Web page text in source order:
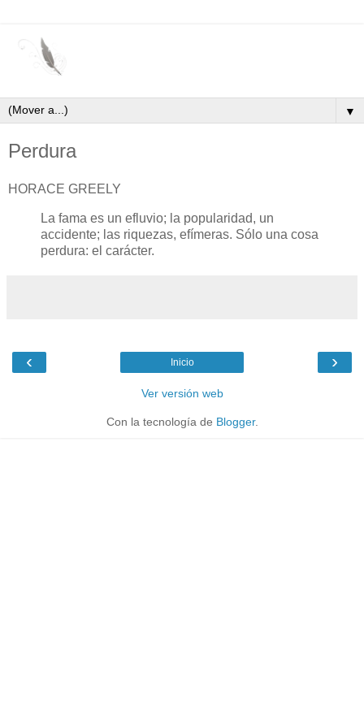
▼
Perdura
HORACE GREELY
La fama es un efluvio; la popularidad, un
accidente; las riquezas, efímeras. Sólo una cosa
perdura: el carácter.
‹ ›
Inicio
Ver versión web
Con la tecnología de Blogger.